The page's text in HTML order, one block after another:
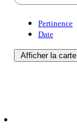
Pertinence
Date
Afficher la carte